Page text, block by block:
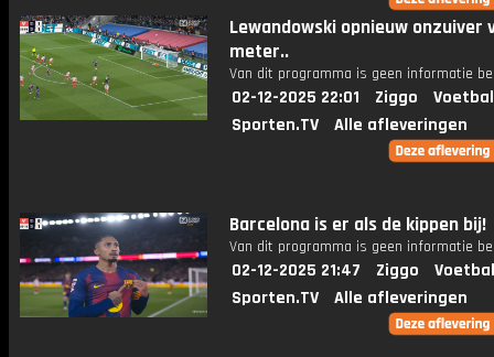
Lewandowski opnieuw onzuiver
meter..
Van dit programma is geen informatie
02-12-2025 22:01 Ziggo
Sporten.TV
Alle afleveringen
Barcelona is er als de kippen bij!
Van dit programma is geen informatie
02-12-2025 21:47 Ziggo
Sporten.TV
Alle afleveringen